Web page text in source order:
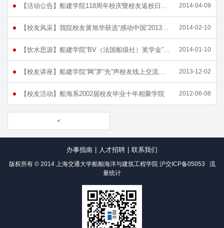
【活动公告】船建学院118周年校庆暨校友返校日活动公告 2014-04-09
【校友风采】我院校友黄旭华获选“感动中国”2013年度人物 2014-02-10
【饮水思源】船建学院“BV（法国船级社）奖学金”颁奖典礼暨校友交流会举行[图] 2014-01-10
【校友讲座】船建学院“网”罗“先”声校友线上交流会助力学子生涯规划 2013-12-02
【校友活动】船海系2002届校友毕业十年相聚学院 2012-06-08
<
办事指南 人才招聘 联系我们
版权所有 © 2014 上海交通大学船舶海洋与建筑工程学院 沪交ICP备05053
流
量统计